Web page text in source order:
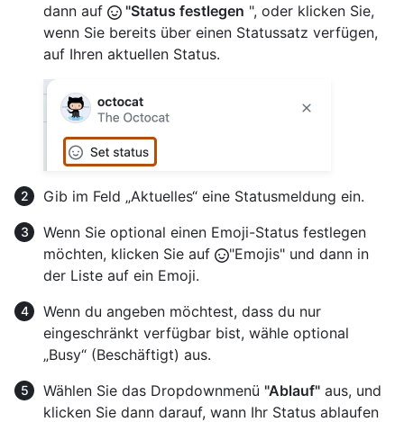
dann auf
"Status festlegen ", oder klicken Sie,
wenn Sie bereits über einen Statussatz verfügen,
auf Ihren aktuellen Status.
Gib im Feld „Aktuelles“ eine Statusmeldung ein.
Wenn Sie optional einen Emoji-Status festlegen
möchten, klicken Sie auf
"Emojis" und dann in
der Liste auf ein Emoji.
Wenn du angeben möchtest, dass du nur
eingeschränkt verfügbar bist, wähle optional
„Busy“ (Beschäftigt) aus.
Wählen Sie das Dropdownmenü "Ablauf" aus, und
klicken Sie dann darauf, wann Ihr Status ablaufen